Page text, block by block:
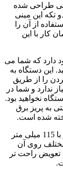
طراحی شده
تکه این مینی
از آن را
کار با این
دارد که شما می
این دستگاه به
را از طریق
ندارد و شما در
نخواهید بود.
و به راحتی به پریز برق
برابر با 115 میلی متر
روی آن
تعویض راحت تر